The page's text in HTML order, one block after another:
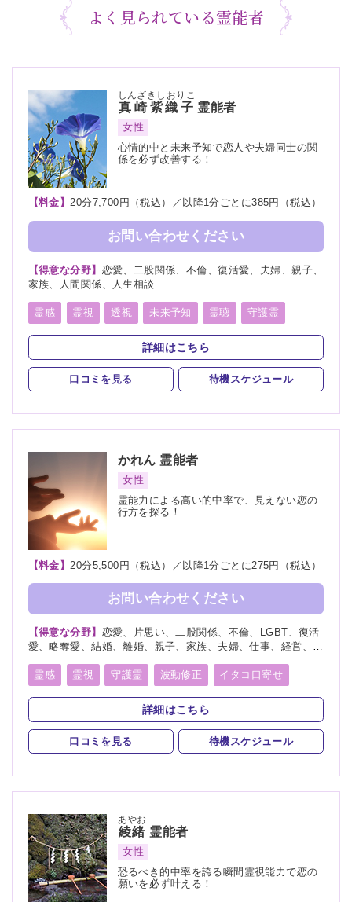
よく見られている霊能者
真崎紫織子
しんざきしおりこ
霊能者
女性
心情的中と未来予知で恋人や夫婦同士の関
係を必ず改善する！
【料金】20分7,700円（税込）／以降1分ごとに385円（税込）
お問い合わせください
【得意な分野】 恋愛、二股関係、不倫、復活愛、夫婦、親子、
家族、人間関係、人生相談
霊感 霊視 透視 未来予知 霊聴 守護霊
スピリチュアルカウンセリング
詳細はこちら
口コミを見る 待機スケジュール
かれん 霊能者
女性
霊能力による高い的中率で、見えない恋の
行方を探る！
【料金】 20分5,500円（税込）／以降1分ごとに275円（税込）
お問い合わせください
【得意な分野】 恋愛、片思い、二股関係、不倫、LGBT、復活
愛、略奪愛、結婚、離婚、親子、家族、夫婦、仕事、経営、適
霊感
霊視 守護霊 波動修正 イタコ口寄せ
詳細はこちら
口コミを見る 待機スケジュール
綾緒
あやお
霊能者
女性
恐るべき的中率を誇る瞬間霊視能力で恋の
願いを必ず叶える！